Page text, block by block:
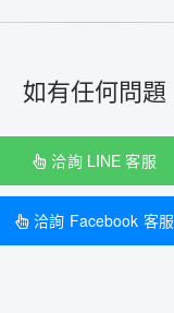
如有任何問題
洽詢 LINE 客服
洽詢 Facebook 客服